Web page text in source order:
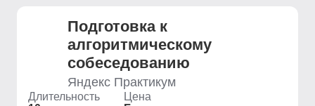
Подготовка к
алгоритмическому
собеседованию
Яндекс Практикум
Длительность
Цена